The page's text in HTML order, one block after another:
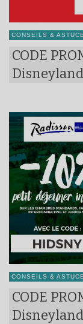
CONSEILS &
CODE
CONSEILS &
CODE